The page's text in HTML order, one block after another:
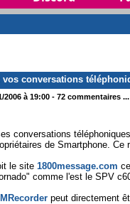
conversations
2006 à 19:00 - 72 commentaires ...
conversations
de Smartphone.
le site 1800message.com
comme l'est le SPV
peut directement